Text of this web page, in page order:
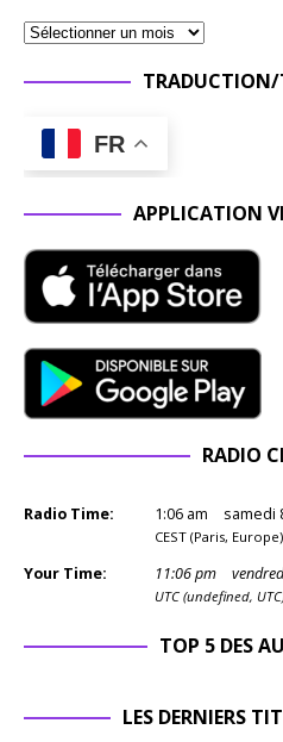
TRADUCTION/
FR
APPLICATION
RADIO
Radio Time: 1:06 am samedi
CEST (Paris,
Your Time: 11:06pm
UTC (undefined,
TOP 5 DES
LES DERNIERS